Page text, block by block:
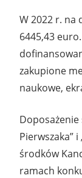
W 2022 r. na
6445,43
zakupione
naukowe,
Doposażenie
Pierwszaka”
środków
ramach